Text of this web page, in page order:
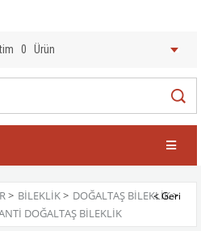
0 Ürün
> BILEKLIK> DOĞALTAŞ BILEKLIK>
DOĞALTAŞ BİLEKLİK